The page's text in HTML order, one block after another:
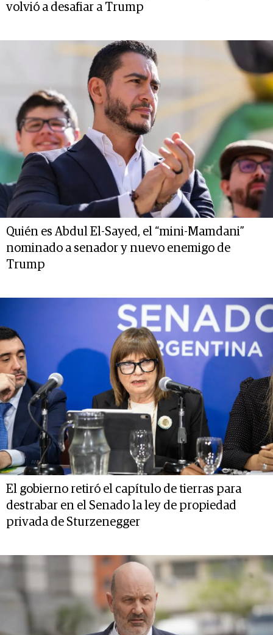
volvió a desafiar a Trump
Quién es Abdul El-Sayed, el “mini-Mamdani”
nominado a senador y nuevo enemigo de
Trump
El gobierno retiró el capítulo de tierras para
destrabar en el Senado la ley de propiedad
privada de Sturzenegger